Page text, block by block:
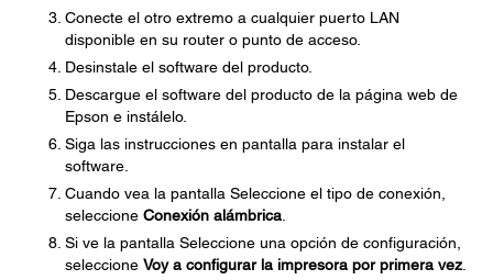
Conecte el otro extremo a cualquier puerto LAN
disponible en su router o punto de acceso.
Desinstale el software del producto.
Descargue el software del producto de la página web de
Epson e instálelo.
Siga las instrucciones en pantalla para instalar el
software.
Cuando vea la pantalla Seleccione el tipo de conexión,
seleccione Conexión alámbrica
Si ve la pantalla Seleccione una opción de configuración,
seleccione Voy a configurar la impresora por primera vez